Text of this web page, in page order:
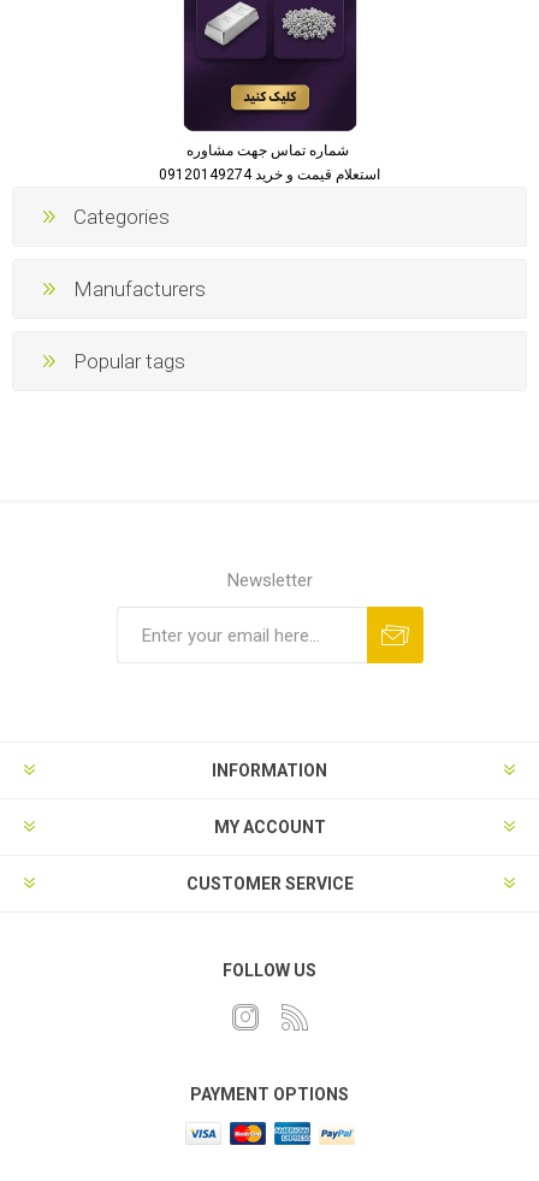
استعلام قیمت و خرید 09120149274
Categories
Manufacturers
Popular tags
Newsletter
INFORMATION
MY ACCOUNT
CUSTOMER SERVICE
FOLLOW US
PAYMENT OPTIONS